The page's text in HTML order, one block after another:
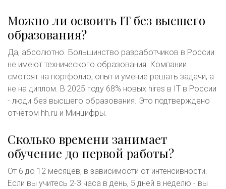
Можно ли освоить IT без высшего
образования?
Да, абсолютно. Большинство разработчиков в России
не имеют технического образования. Компании
смотрят на портфолио, опыт и умение решать задачи, а
не на диплом. В 2025 году 68% новых hires в IT в России
- люди без высшего образования. Это подтверждено
отчётом hh.ru и Минцифры.
Сколько времени занимает
обучение до первой работы?
От 6 до 12 месяцев, в зависимости от интенсивности.
Если вы учитесь 2-3 часа в день, 5 дней в неделю - вы